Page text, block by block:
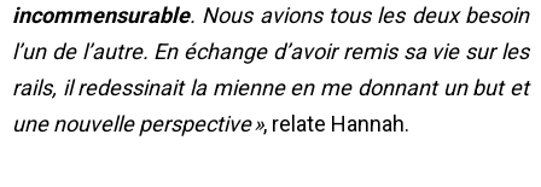
incommensurable. Nous avions tous les deux besoin
l’un de l’autre. En échange d’avoir remis sa vie sur les
rails, il redessinait la mienne en me donnant un but et
une nouvelle perspective », relate Hannah.